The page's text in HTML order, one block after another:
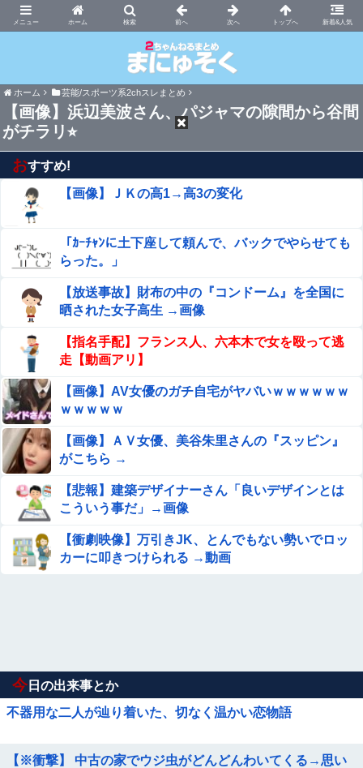
ホーム 新着&人気
まにゅそく 2chまとめニュース速報VIP
ホーム 芸能/スポーツ系2chスレまとめ
【画像】浜辺美波さん、パジャマの隙間から谷間
がチラリ⭐︎
おすすめ!
【画像】ＪＫの高1→高3の変化
「ｶｰﾁｬﾝに土下座して頼んで、バックでやらせても
らった。」
【放送事故】財布の中の『コンドーム』を全国に
晒された女子高生 →画像
【指名手配】フランス人、六本木で女を殴って逃
走【動画アリ】
【画像】AV女優のガチ自宅がヤバいｗｗｗｗｗｗ
ｗｗｗｗｗ
【画像】ＡＶ女優、美谷朱里さんの『スッピン』
がこちら →
【悲報】建築デザイナーさん「良いデザインとは
こういう事だ」→画像
【衝劇映像】万引きJK、とんでもない勢いでロッ
カーに叩きつけられる →動画
今 日の出来事とか
不器用な二人が辿り着いた、切なく温かい恋物語
【※衝撃】 中古の家でウジ虫がどんどんわいてくる→思い